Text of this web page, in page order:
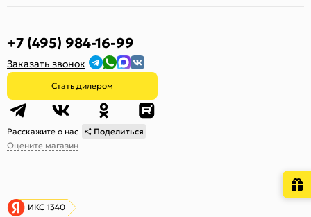
+7 (495) 984-16-99
Заказать звонок
Стать дилером
Расскажите о нас
Поделиться
Оцените магазин
ИКС 1340